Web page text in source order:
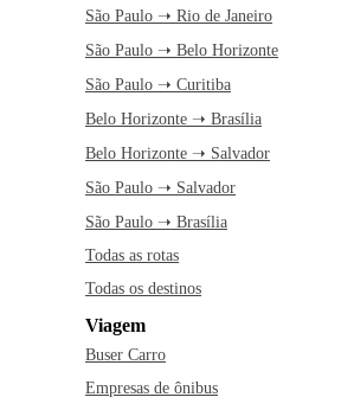
São Paulo ➝ Rio de Janeiro
São Paulo ➝ Belo Horizonte
São Paulo ➝ Curitiba
Belo Horizonte ➝ Brasília
Belo Horizonte ➝ Salvador
São Paulo ➝ Salvador
São Paulo ➝ Brasília
Todas as rotas
Todas os destinos
Viagem
Buser Carro
Empresas de ônibus